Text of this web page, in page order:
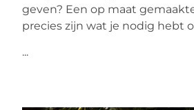
geven? Een op maat
precies zijn wat je nodig hebt
...